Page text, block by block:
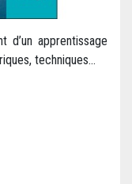
d’un apprentissage
techniques...